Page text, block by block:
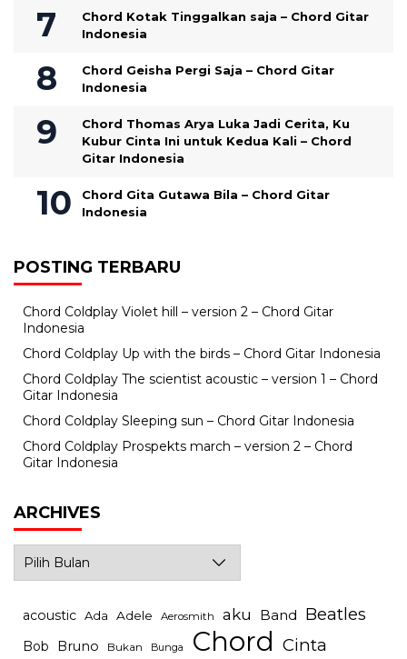
Chord Kotak Tinggalkan saja – Chord Gitar
Indonesia
Chord Geisha Pergi Saja – Chord Gitar
Indonesia
Chord Thomas Arya Luka Jadi Cerita, Ku
Kubur Cinta Ini untuk Kedua Kali – Chord
Gitar Indonesia
Chord Gita Gutawa Bila – Chord Gitar
Indonesia
POSTING TERBARU
Chord Coldplay Violet hill – version 2 – Chord Gitar
Indonesia
Chord Coldplay Up with the birds – Chord Gitar Indonesia
Chord Coldplay The scientist acoustic – version 1 – Chord
Gitar Indonesia
Chord Coldplay Sleeping sun – Chord Gitar Indonesia
Chord Coldplay Prospekts march – version 2 – Chord
Gitar Indonesia
ARCHIVES
acoustic Ada Adele Aerosmith aku Band Beatles
Bob Bruno Bukan Bunga Chord Cinta